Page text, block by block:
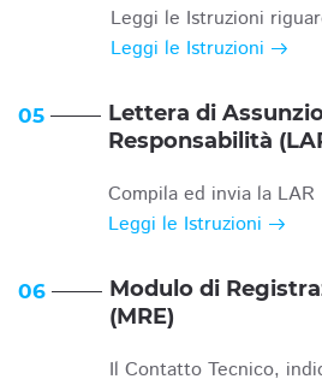
Leggi le Istruzioni
Leggi le Istruzioni
05
Lettera di
Responsabilità
Compila ed invia la LAR
Leggi le Istruzioni
06
Modulo di
(MRE)
Il Contatto Tecnico,